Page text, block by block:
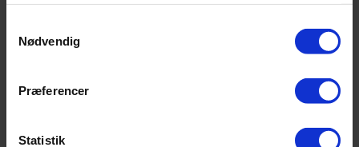
tilbage eller ændre indstillinger fra vores
"Cookiedeklaration", eller ved at trykke på "Privacy
Nødvendig
Præferencer
Statistik
Ø 18 cm